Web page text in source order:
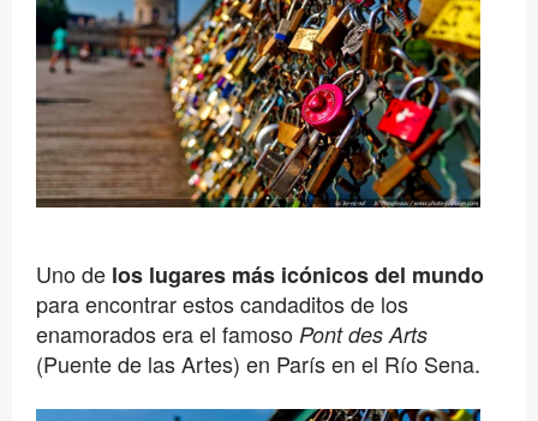
Uno de los lugares más icónicos del mundo
para encontrar estos candaditos de los
enamorados era el famoso Pont des Arts
(Puente de las Artes) en París en el Río Sena.